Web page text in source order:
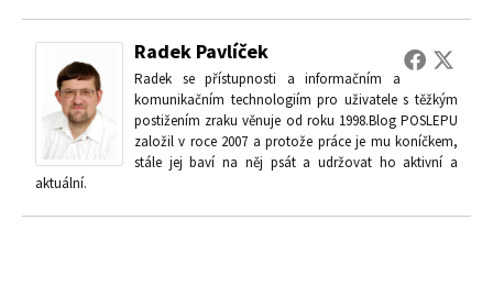
Radek Pavlíček
Radek se přístupnosti a informačním a
komunikačním technologiím pro uživatele s těžkým
postižením zraku věnuje od roku 1998.Blog POSLEPU
založil v roce 2007 a protože práce je mu koníčkem,
stále jej baví na něj psát a udržovat ho aktivní a
aktuální.